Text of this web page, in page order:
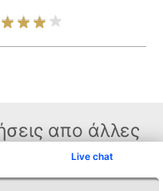
Live chat
απο άλλες